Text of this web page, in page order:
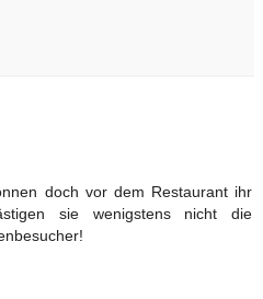
doch vor dem Restaurant ihr
sie wenigstens nicht die